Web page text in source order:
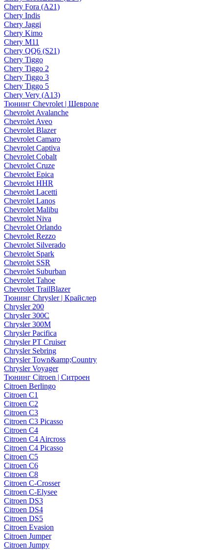
Chery Fora (A21)
Chery Indis
Chery Jaggi
Chery Kimo
Chery M11
Chery QQ6 (S21)
Chery Tiggo
Chery Tiggo 2
Chery Tiggo 3
Chery Tiggo 5
Chery Very (A13)
Тюнинг Chevrolet | Шевроле
Chevrolet Avalanche
Chevrolet Aveo
Chevrolet Blazer
Chevrolet Camaro
Chevrolet Captiva
Chevrolet Cobalt
Chevrolet Cruze
Chevrolet Epica
Chevrolet HHR
Chevrolet Lacetti
Chevrolet Lanos
Chevrolet Malibu
Chevrolet Niva
Chevrolet Orlando
Chevrolet Rezzo
Chevrolet Silverado
Chevrolet Spark
Chevrolet SSR
Chevrolet Suburban
Chevrolet Tahoe
Chevrolet TrailBlazer
Тюнинг Chrysler | Крайслер
Chrysler 200
Chrysler 300C
Chrysler 300M
Chrysler Pacifica
Chrysler PT Cruiser
Chrysler Sebring
Chrysler Town&amp;Country
Chrysler Voyager
Тюнинг Citroen | Ситроен
Citroen Berlingo
Citroen C1
Citroen C2
Citroen C3
Citroen C3 Picasso
Citroen C4
Citroen C4 Aircross
Citroen C4 Picasso
Citroen C5
Citroen C6
Citroen C8
Citroen C-Crosser
Citroen C-Elysee
Citroen DS3
Citroen DS4
Citroen DS5
Citroen Evasion
Citroen Jumper
Citroen Jumpy